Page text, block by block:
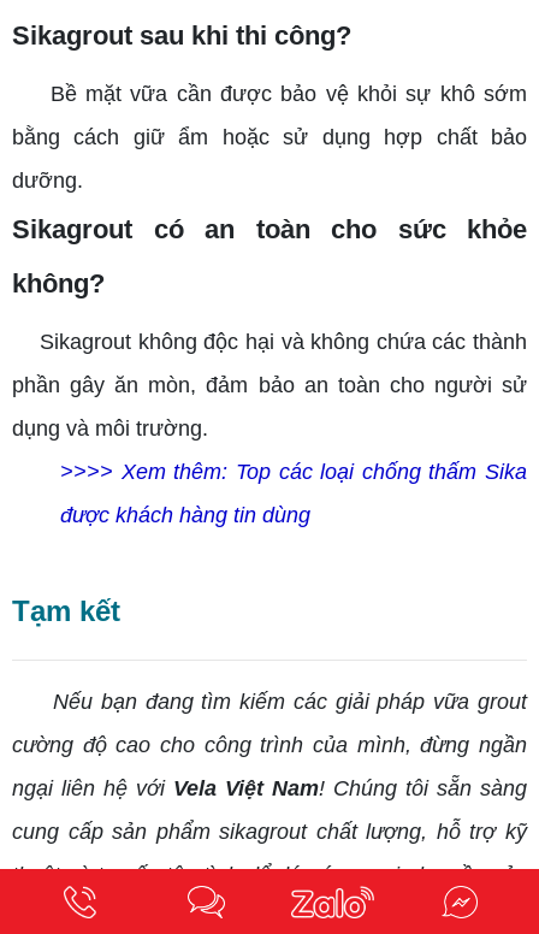
Sikagrout sau khi thi công?
Bề mặt vữa cần được bảo vệ khỏi sự khô sớm
bằng cách giữ ẩm hoặc sử dụng hợp chất bảo
dưỡng.
Sikagrout có an toàn cho sức khỏe
không?
Sikagrout không độc hại và không chứa các thành
phần gây ăn mòn, đảm bảo an toàn cho người sử
dụng và môi trường.
>>>> Xem thêm: Top các loại chống thấm Sika
được khách hàng tin dùng
Tạm kết
Nếu bạn đang tìm kiếm các giải pháp vữa grout
cường độ cao cho công trình của mình, đừng ngần
ngại liên hệ với Vela Việt Nam! Chúng tôi sẵn sàng
cung cấp sản phẩm sikagrout chất lượng, hỗ trợ kỹ
thuật và tư vấn tận tình để đáp ứng mọi nhu cầu của
bạn. Hãy để chúng tôi cùng đồng hành với bạn trên